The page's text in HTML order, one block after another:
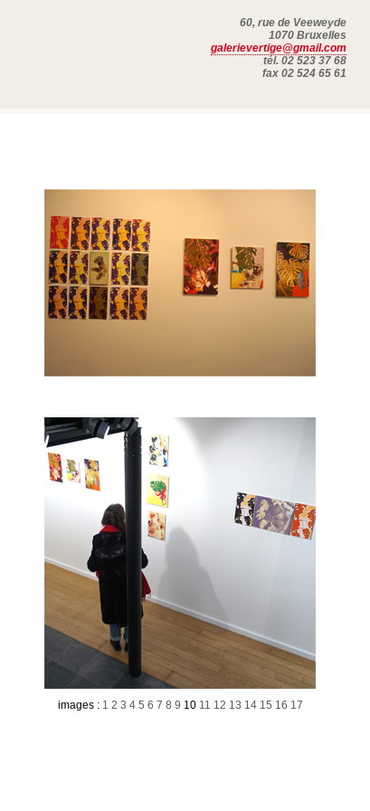
60, rue de Veeweyde
1070 Bruxelles
galerievertige@gmail.com
tél. 02 523 37 68
fax 02 524 65 61
images :1 2 3 4 5 6 7 8 9 10 11 12 13 14 15 16 17